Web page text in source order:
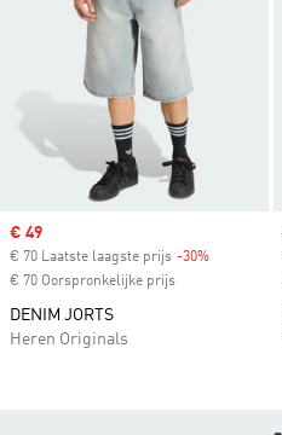
Sale price
€ 49
€ 70 Laatste laagste prijs -30%
€ 70 Oorspronkelijke prijs
DENIM JORTS
Heren Originals